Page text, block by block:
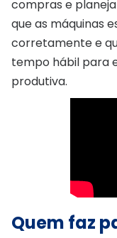
compras e
que as máquinas
corretamente e
tempo hábil para
produtiva.
Quem faz